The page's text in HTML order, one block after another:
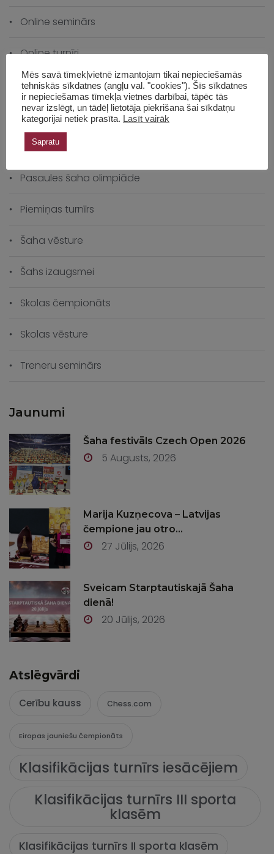
Online seminārs
Online turnīri
Panākumi ārzemēs
Pasākumi
Pasaules čempionāts
Pasaules šaha olimpiāde
Piemiņas turnīrs
Šaha vēsture
Šahs izaugsmei
Skolas čempionāts
Skolas vēsture
Treneru seminārs
Jaunumi
Šaha festivāls Czech Open 2026
5 Augusts, 2026
Marija Kuzņecova – Latvijas
čempione jau otro...
27 Jūlijs, 2026
Sveicam Starptautiskajā Šaha
dienā!
20 Jūlijs, 2026
Atslēgvārdi
Cerību kauss Chess.com
Eiropas jauniešu čempionāts
Klasifikācijas turnīrs iesācējiem
Klasifikācijas turnīrs III sporta
klasēm
Klasifikācijas turnīrs II sporta klasēm
Mēs savā tīmekļvietnē izmantojam tikai nepieciešamās
tehniskās sīkdatnes (angļu val. "cookies"). Šīs sīkdatnes
ir nepieciešamas tīmekļa vietnes darbībai, tāpēc tās
nevar izslēgt, un tādēļ lietotāja piekrišana šai sīkdatņu
kategorijai netiek prasīta. Lasīt vairāk
Sapratu